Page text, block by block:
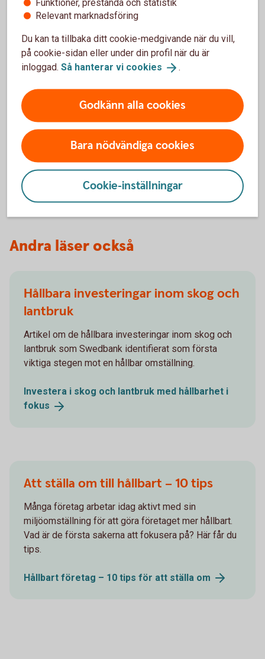
Hitta din skogs- ochlantbruksspecialist
David Kästel
Lantbruksspecialist
Andra läser också
Hållbara investeringar inom skog och
lantbruk
Artikel om de hållbara investeringar inom skog och
lantbruk som Swedbank identifierat som första
viktiga stegen mot en hållbar omställning.
Investera i skog och lantbruk med hållbarhet i
fokus
Att ställa om till hållbart – 10 tips
Många företag arbetar idag aktivt med sin
miljöomställning för att göra företaget mer hållbart.
Vad är de första sakerna att fokusera på? Här får du
tips.
Hållbart företag – 10 tips för att ställa om
Funktioner, prestanda och statistik
Relevant marknadsföring
Du kan ta tillbaka ditt cookie-medgivande när du vill,
på cookie-sidan eller under din profil när du är
inloggad. Så hanterar vi cookies .
Godkänn alla cookies
Bara nödvändiga cookies
Cookie-inställningar